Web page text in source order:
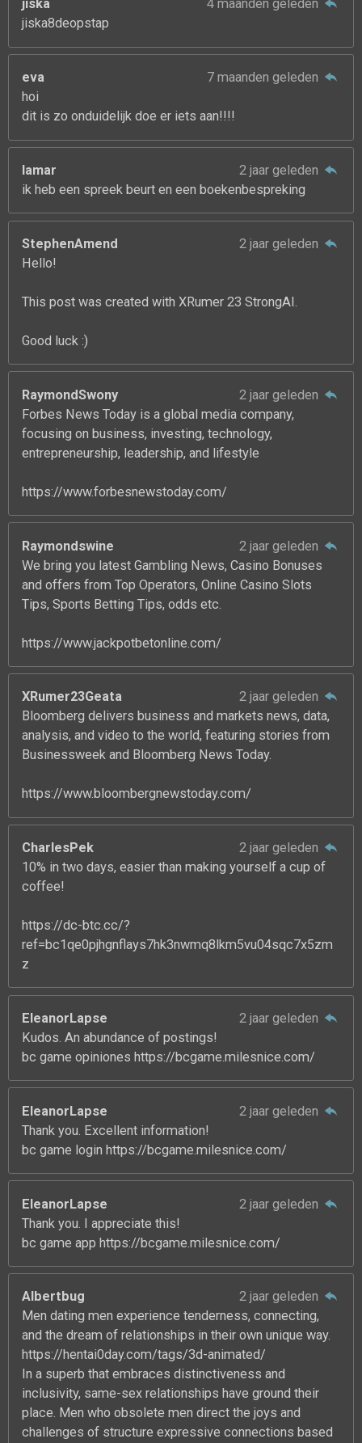
jiska
4 maanden geleden
jiska8deopstap
eva
7 maanden geleden
hoi
dit is zo onduidelijk doe er iets aan!!!!
lamar
2 jaar geleden
ik heb een spreek beurt en een boekenbespreking
StephenAmend
2 jaar geleden
Hello!
This post was created with XRumer 23 StrongAI.
Good luck :)
RaymondSwony
2 jaar geleden
Forbes News Today is a global media company,
focusing on business, investing, technology,
entrepreneurship, leadership, and lifestyle
https://www.forbesnewstoday.com/
Raymondswine
2 jaar geleden
We bring you latest Gambling News, Casino Bonuses
and offers from Top Operators, Online Casino Slots
Tips, Sports Betting Tips, odds etc.
https://www.jackpotbetonline.com/
XRumer23Geata
2 jaar geleden
Bloomberg delivers business and markets news, data,
analysis, and video to the world, featuring stories from
Businessweek and Bloomberg News Today.
https://www.bloombergnewstoday.com/
CharlesPek
2 jaar geleden
10% in two days, easier than making yourself a cup of
coffee!
https://dc-btc.cc/?
ref=bc1qe0pjhgnflays7hk3nwmq8lkm5vu04sqc7x5zm
z
EleanorLapse
2 jaar geleden
Kudos. An abundance of postings!
bc game opiniones https://bcgame.milesnice.com/
EleanorLapse
2 jaar geleden
Thank you. Excellent information!
bc game login https://bcgame.milesnice.com/
EleanorLapse
2 jaar geleden
Thank you. I appreciate this!
bc game app https://bcgame.milesnice.com/
Albertbug
2 jaar geleden
Men dating men experience tenderness, connecting,
and the dream of relationships in their own unique way.
https://hentai0day.com/tags/3d-animated/
In a superb that embraces distinctiveness and
inclusivity, same-sex relationships have ground their
place. Men who obsolete men direct the joys and
challenges of structure expressive connections based